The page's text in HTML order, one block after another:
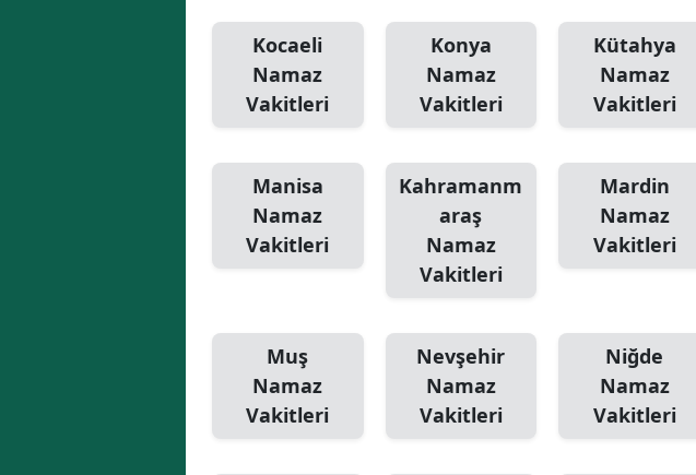
Kocaeli
Namaz
Vakitleri
Konya
Namaz
Vakitleri
Kütahya
Namaz
Vakitleri
Manisa
Namaz
Vakitleri
Kahramanm
araş
Namaz
Vakitleri
Mardin
Namaz
Vakitleri
Muş
Namaz
Vakitleri
Nevşehir
Namaz
Vakitleri
Niğde
Namaz
Vakitleri